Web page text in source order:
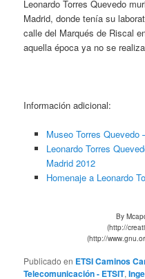
Leonardo Torres Quevedo
Madrid, donde tenía su
calle del Marqués de Riscal
aquella época ya no se
Información adicional:
Museo Torres Quevedo
Leonardo Torres
Madrid 2012
Homenaje a Leonardo
By
(http://
(http://
Publicado en ETSI Caminos
Telecomunicación - ETSIT,